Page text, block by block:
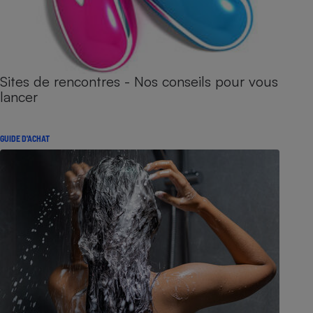
Sites de rencontres - Nos conseils pour vous
lancer
GUIDE D'ACHAT